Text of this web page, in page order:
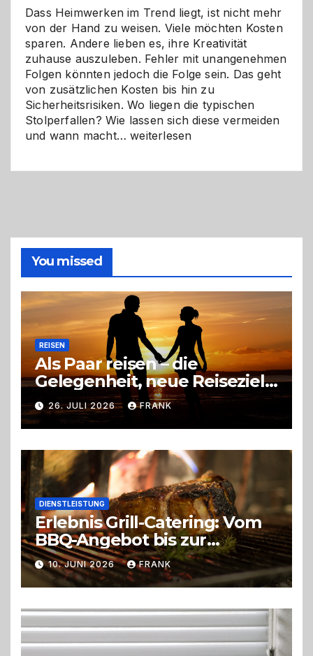
Dass Heimwerken im Trend liegt, ist nicht mehr
von der Hand zu weisen. Viele möchten Kosten
sparen. Andere lieben es, ihre Kreativität
zuhause auszuleben. Fehler mit unangenehmen
Folgen könnten jedoch die Folge sein. Das geht
von zusätzlichen Kosten bis hin zu
Sicherheitsrisiken. Wo liegen die typischen
Stolperfallen? Wie lassen sich diese vermeiden
und wann macht…Selber
richtige
Entscheidung
weiterlesen
You missed
REISEN
Als Paar reisen – die
Gelegenheit, neue Reiseziele
zu entdecken
26. JULI 2026 FRANK
DIENSTLEISTUNG
Erlebnis Grill-Catering: Vom
BBQ-Angebot bis zur
perfekten Eventorganisation
Trend zu Outdoor-Events,
Erlebnisgastronomie und
Live-Cooking
10. JUNI 2026 FRANK